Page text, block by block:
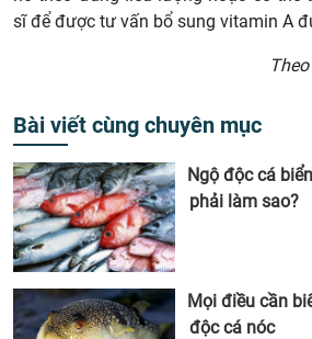
sĩ để được tư vấn bổ sung vitamin A
Bài viết cùng chuyên mục
Ngộ độc cá
phải làm sao?
Mọi điều cần
độc cá nóc